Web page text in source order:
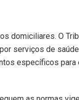
domiciliares. O
serviços de
específicos